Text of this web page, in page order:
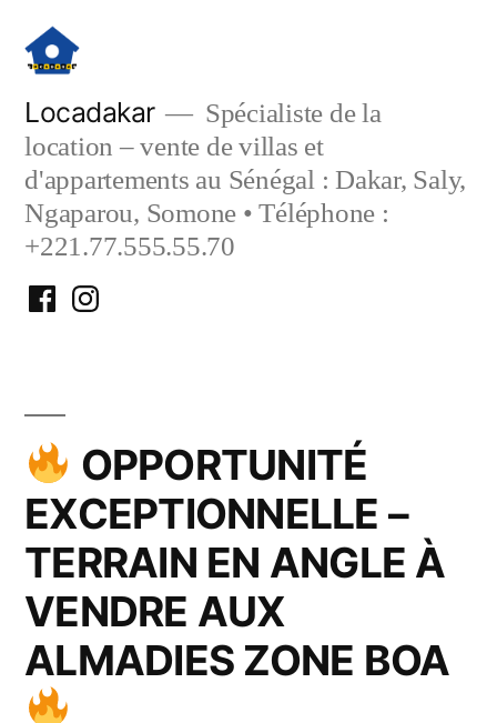
contenu
Locadakar
Spécialiste de la
location – vente de villas et
d'appartements au Sénégal : Dakar, Saly,
Ngaparou, Somone • Téléphone :
+221.77.555.55.70
FacebookInstagram
OPPORTUNITÉ
EXCEPTIONNELLE –
TERRAIN EN ANGLE À
VENDRE AUX
ALMADIES ZONE BOA